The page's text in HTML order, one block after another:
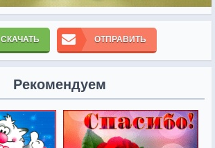
СКАЧАТЬ ОТПРАВИТЬ
Рекомендуем